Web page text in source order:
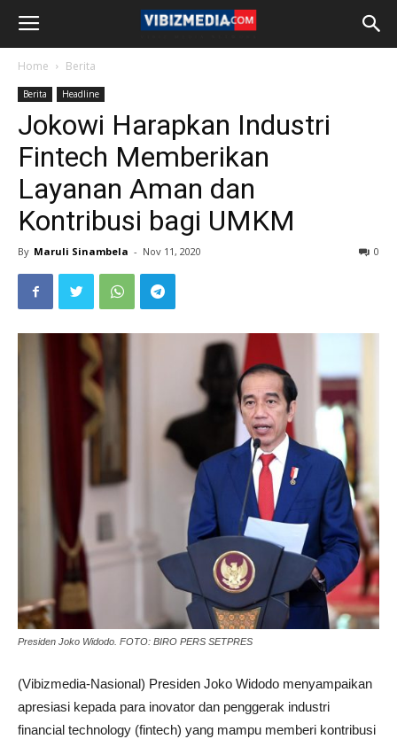
Home Berita
Berita Headline
Jokowi Harapkan Industri
Fintech Memberikan
Layanan Aman dan
Kontribusi bagi UMKM
By Maruli Sinambela - Nov 11, 2020 0
Presiden Joko Widodo. FOTO: BIRO PERS SETPRES
(Vibizmedia-Nasional) Presiden Joko Widodo menyampaikan
apresiasi kepada para inovator dan penggerak industri
financial technology (fintech) yang mampu memberi kontribusi